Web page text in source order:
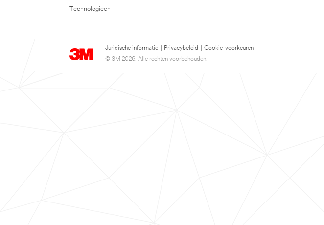
Technologieën
Juridische informatie Privacybeleid
Cookie-voorkeuren
© 3M 2026. Alle rechten voorbehouden.